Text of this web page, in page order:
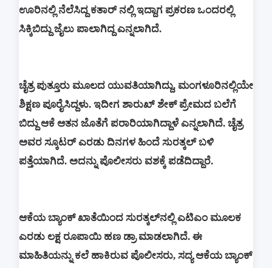
ಊರಿನಲ್ಲಿ ನೆಲೆಸಿದ್ದ ಕತಾರ್‌ ನಲ್ಲಿ ಇದ್ದಾಗ ಪ್ರಕರಣ ಒಂದರಲ್ಲಿ
ಸಿಕ್ಕಿಬಿದ್ದು ಜೈಲು ಪಾಲಾಗಿದ್ದ ಎನ್ನಲಾಗಿದೆ.
ಚೈತ್ರ ಪುತ್ತೂರು ಮೂಲದ ಯುವತಿಯಾಗಿದ್ದು, ಮಂಗಳೂರಿನಲ್ಲಿಯೇ
ಶಿಕ್ಷಣ ಪೂರೈಸಿದ್ದಳು. ಇದೀಗ ಶಾರುಖ್ ಶೇಕ್ ಪ್ರೇಮದ ಬಲೆಗೆ
ಬಿದ್ದು ಆಕೆ ಆತನ ಜೊತೆಗೆ ಪರಾರಿಯಾಗಿದ್ದಾಳೆ ಎನ್ನಲಾಗಿದೆ. ಚೈತ್ರ
ಅವರ ಸ್ಕೂಟರ್ ಎರಡು ದಿನಗಳ ಹಿಂದೆ ಸುರತ್ಕಲ್ ಬಳಿ
ಪತ್ತೆಯಾಗಿದೆ. ಅದನ್ನು ಪೊಲೀಸರು ವಶಕ್ಕೆ ಪಡೆದಿದ್ದಾರೆ.
ಆಕೆಯ ಬ್ಯಾಂಕ್ ಖಾತೆಯಿಂದ ಸುರತ್ಕಲ್‌ನಲ್ಲಿ ಎಟಿಎಂ ಮೂಲಕ
ಎರಡು ಲಕ್ಷ ರೂಪಾಯಿ ಹಣ ಡ್ರಾ ಮಾಡಲಾಗಿದೆ. ಈ
ಮಾಹಿತಿಯನ್ನು ಕಲೆ ಹಾಕಿರುವ ಪೊಲೀಸರು, ಸದ್ಯ ಆಕೆಯ ಬ್ಯಾಂಕ್